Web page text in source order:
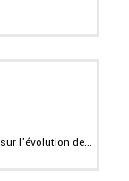
l’évolution de...